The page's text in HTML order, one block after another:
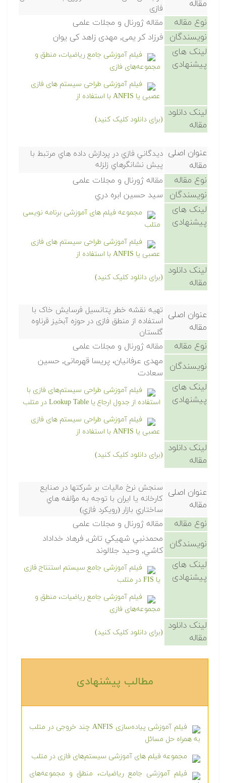
مقاله
فازی
نوع مقاله مقاله ژورنال و مجلات علمی
نویسندگان فرزاد کر یمی, مهدی زاهد کی یوان
لینک های
پیشنهادی
فیلم آموزشی جامع ریاضیات، منطق و
مجموعه‌های فازی
فیلم آموزشی طراحی سیستم های فازی
عصبی یا ANFIS با استفاده از
لینک دانلود
مقاله
(برای دانلود کلیک کنید)
عنوان اصلی
مقاله
ديدگاني فازي در پردازش داده هاي مرتبط با
پيش نشانگرهاي زلزله
نوع مقاله مقاله ژورنال و مجلات علمی
نویسندگان سيد حسين ابره دري
لینک های
پیشنهادی
مجموعه فیلم های آموزشی برنامه نویسی
متلب
فیلم آموزشی طراحی سیستم های فازی
عصبی یا ANFIS با استفاده از
لینک دانلود
مقاله
(برای دانلود کلیک کنید)
عنوان اصلی
مقاله
تهیه نقشه خطر پتانسیل فرسایش خاک با
استفاده از منطق فازی در حوزه آبخیز قرناوه
گلستان
نوع مقاله مقاله ژورنال و مجلات علمی
نویسندگان
مهدی عرفانیان، پریسا قهرمانی, حسین
سعادت
لینک های
پیشنهادی
فیلم آموزشی طراحی سیستم‌های فازی با
استفاده از جدول ارجاع یا Lookup Table در متلب
فیلم آموزشی طراحی سیستم های فازی
عصبی یا ANFIS با استفاده از
لینک دانلود
مقاله
(برای دانلود کلیک کنید)
عنوان اصلی
مقاله
سنجش نرخ ماليات بر شركتها در صنايع
كارخانه يا ايران با توجه به مؤلفه هاي
ساختاري بازار (رويكرد فازي)
نوع مقاله مقاله ژورنال و مجلات علمی
نویسندگان
محمدنبي شهيكي تاش, فرهاد خداداد
كاشي, وحيد جلالوند
لینک های
پیشنهادی
فیلم آموزشی جامع سیستم استنتاج فازی
یا FIS در متلب
فیلم آموزشی جامع ریاضیات، منطق و
مجموعه‌های فازی
لینک دانلود
مقاله
(برای دانلود کلیک کنید)
مطالب پیشنهادی‎
فیلم آموزشی پیاده‌سازی ANFIS چند خروجی در متلب
به همراه حل مسائل
مجموعه فیلم های آموزشی سیستم‌های فازی در متلب
فیلم آموزشی جامع ریاضیات، منطق و مجموعه‌های